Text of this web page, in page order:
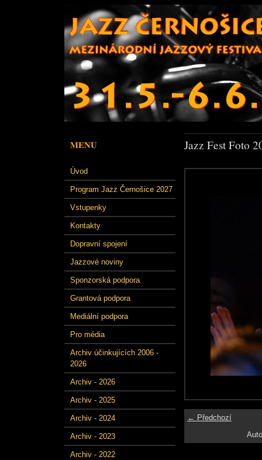
MENU
Úvod
Program Jazz Černošice 2027
Vstupenky
Kontakty
Dopravní spojení
Jazzové noviny
Sponzorská podpora
Grantová podpora
Mediální podpora
Pro média
Archiv účinkujících 2006 -
2026
Archiv - 2026
Archiv - 2025
Archiv - 2024
Archiv - 2023
Archiv - 2022
Jazz Fest Foto
← Předchozí